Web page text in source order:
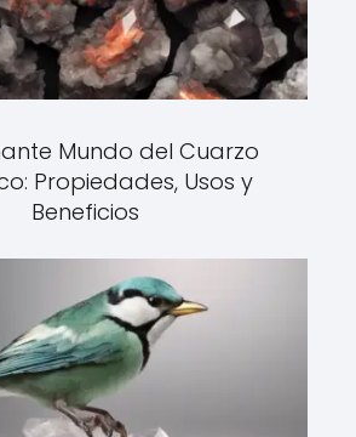
Mundo del Cuarzo
Propiedades, Usos y
Beneficios